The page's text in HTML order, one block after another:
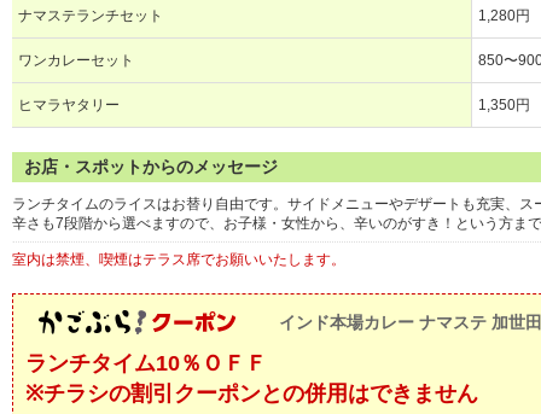
ナマステランチセット 1,280円
ワンカレーセット 850〜
ヒマラヤタリー 1,350円
お店・スポットからのメッセージ
ランチタイムのライスはお替り自由です。サイドメニューやデザートも充実、
辛さも7段階から選べますので、お子様・女性から、辛いのがすき！という方ま
室内は禁煙、喫煙はテラス席でお願いいたします。
インド本場カレー ナマステ 加世
ランチタイム10％ＯＦＦ
※チラシの割引クーポンとの併用はできません